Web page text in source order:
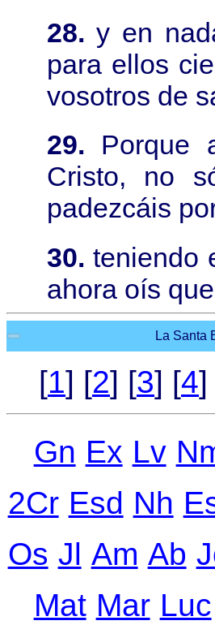
28.y en
para ellos
vosotros de
29. Porque
Cristo, no
padezcáis
30.teniendo
ahora oís
La Santa
[1] [2] [3] [4]
Gn Ex Lv
2Cr Еsd Nh
Оs Jl Аm Ab
Mat Mar Luc